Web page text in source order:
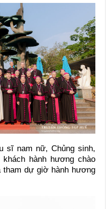
sĩ nam nữ, Chủng sinh,
hành hương chào
tham dự giờ hành hương